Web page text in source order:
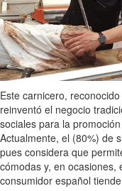
Este carnicero,
reinventó el negocio
sociales para la
Actualmente, el (80%) de
pues considera que
cómodas y, en ocasiones,
consumidor español